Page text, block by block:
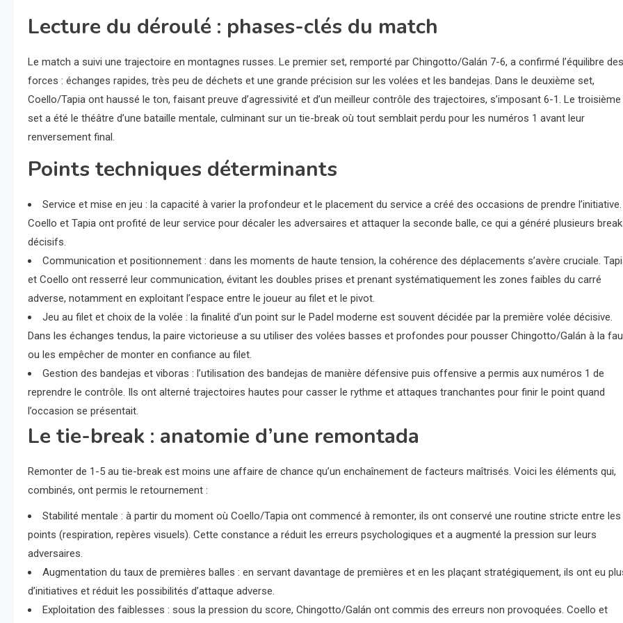
Lecture du déroulé : phases-clés du match
Le match a suivi une trajectoire en montagnes russes. Le premier set, remporté par Chingotto/Galán 7-6, a confirmé l’équilibre des
forces : échanges rapides, très peu de déchets et une grande précision sur les volées et les bandejas. Dans le deuxième set,
Coello/Tapia ont haussé le ton, faisant preuve d’agressivité et d’un meilleur contrôle des trajectoires, s’imposant 6-1. Le troisième
set a été le théâtre d’une bataille mentale, culminant sur un tie-break où tout semblait perdu pour les numéros 1 avant leur
renversement final.
Points techniques déterminants
Service et mise en jeu : la capacité à varier la profondeur et le placement du service a créé des occasions de prendre l’initiative.
Coello et Tapia ont profité de leur service pour décaler les adversaires et attaquer la seconde balle, ce qui a généré plusieurs
décisifs.
Communication et positionnement : dans les moments de haute tension, la cohérence des déplacements s’avère cruciale.
et Coello ont resserré leur communication, évitant les doubles prises et prenant systématiquement les zones faibles du carré
adverse, notamment en exploitant l’espace entre le joueur au filet et le pivot.
Jeu au filet et choix de la volée : la finalité d’un point sur le Padel moderne est souvent décidée par la première volée décisive.
Dans les échanges tendus, la paire victorieuse a su utiliser des volées basses et profondes pour pousser Chingotto/Galán à la
ou les empêcher de monter en confiance au filet.
Gestion des bandejas et viboras : l’utilisation des bandejas de manière défensive puis offensive a permis aux numéros 1 de
reprendre le contrôle. Ils ont alterné trajectoires hautes pour casser le rythme et attaques tranchantes pour finir le point quand
l’occasion se présentait.
Le tie-break : anatomie d’une remontada
Remonter de 1-5 au tie-break est moins une affaire de chance qu’un enchaînement de facteurs maîtrisés. Voici les éléments qui,
combinés, ont permis le retournement :
Stabilité mentale : à partir du moment où Coello/Tapia ont commencé à remonter, ils ont conservé une routine stricte entre les
points (respiration, repères visuels). Cette constance a réduit les erreurs psychologiques et a augmenté la pression sur leurs
adversaires.
Augmentation du taux de premières balles : en servant davantage de premières et en les plaçant stratégique­ment, ils ont eu
d’initiatives et réduit les possibilités d’attaque adverse.
Exploitation des faiblesses : sous la pression du score, Chingotto/Galán ont commis des erreurs non provoquées. Coello et